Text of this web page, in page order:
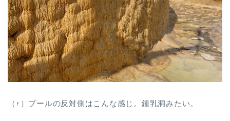
（↑）プールの反対側はこんな感じ。鍾乳洞みたい。